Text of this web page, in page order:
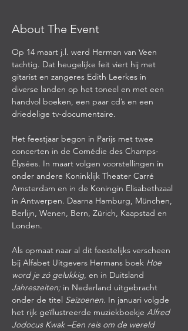
About The Event
Op 14 maart j.l. werd Herman van Veen
tachtig. Dat heugelijke feit viert hij met
gitarist en zangeres Edith Leerkes in
diverse landen op het toneel en met een
handvol boeken, een paar cd’s en een
driedelige tv-documentaire.
Het feestjaar begon in Parijs met twee
concerten in de Comédie des Champs-
Élysées. In maart volgen voorstellingen in
onder andere Koninklijk Theater Carré
Amsterdam en in de Koningin Elisabethzaal
in Antwerpen. Daarna Hamburg, München,
Berlijn, Wenen, Bern, Zürich, Kaapstad en
Londen.
Als opmaat naar al dit feestelijks verscheen
bij Alfabet Uitgevers Hermans boek Hoe
word je zó gelukkig, en in Duitsland
Jahreszeiten; in Nederland uitgebracht
onder de titel Seizoenen. In januari volgde
het rijk geïllustreerde muziekboekje Alfred
Jodocus Kwak –Een reis om de wereld